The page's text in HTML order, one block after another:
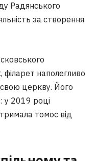
Радянського
за створення
філарет наполегливо
церкву. Його
у 2019 році
томос від